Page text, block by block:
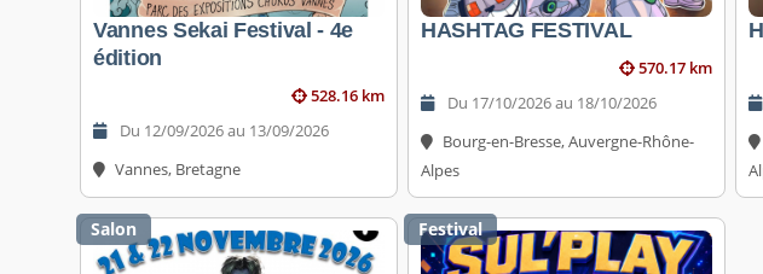
Vannes Sekai Festival - 4e
édition
528.16 km
Du 12/09/2026 au 13/09/2026
Vannes, Bretagne
HASHTAG FESTIVAL
570.17 km
Du 17/10/2026 au 18/10/2026
Bourg-en-Bresse, Auvergne-Rhône-
Alpes
Salon Festival